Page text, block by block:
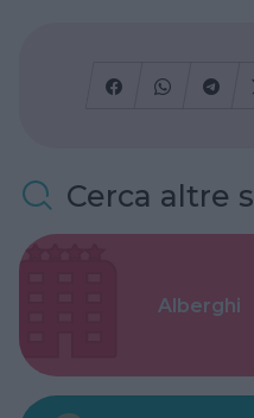
Cerca altre
Alberghi